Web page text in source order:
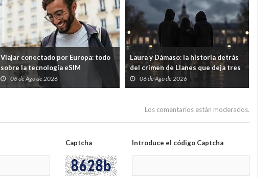
Viajar conectado por Europa: todo
sobre la tecnología eSIM
06 de Ago de 2026
Laura y Dámaso: la historia detrás
del crimen de Llanes que deja tres
hijos huérfanos
06 de Ago de 2026
Los comentarios están moderados.
Captcha Introduce el código Captcha